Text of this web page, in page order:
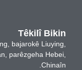
Têkilî Bikin
bajarokê Liuying,
parêzgeha Hebei,
Chinaîn.